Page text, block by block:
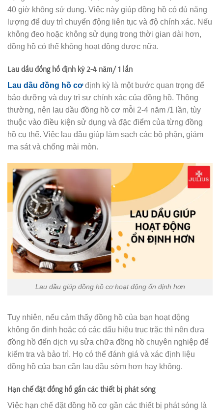
40 giờ không sử dụng. Việc này giúp đồng hồ có đủ năng
lượng để duy trì chuyển động liên tục và độ chính xác. Nếu
không đeo hoặc không sử dụng trong thời gian dài hơn,
đồng hồ có thể không hoạt động được nữa.
Lau dầu đồng hồ định kỳ 2-4 năm/ 1 lần
Lau dầu đồng hồ cơđịnh kỳ là một bước quan trọng để
bảo dưỡng và duy trì sự chính xác của đồng hồ. Thông
thường, nên lau dầu đồng hồ cơ mỗi 2-4 năm /1 lần, tùy
thuộc vào điều kiện sử dụng và đặc điểm của từng đồng
hồ cụ thể. Việc lau dầu giúp làm sạch các bộ phận, giảm
ma sát và chống mài mòn.
Lau dầu giúp đồng hồ cơ hoạt động ổn định hơn
Tuy nhiên, nếu cảm thấy đồng hồ của bạn hoạt động
không ổn định hoặc có các dấu hiệu trục trặc thì nên đưa
đồng hồ đến dịch vụ sửa chữa đồng hồ chuyên nghiệp để
kiểm tra và bảo trì. Họ có thể đánh giá và xác định liệu
đồng hồ của bạn cần lau dầu sớm hơn hay không.
Hạn chế đặt đồng hồ gần các thiết bị phát sóng
Việc hạn chế đặt đồng hồ cơ gần các thiết bị phát sóng là